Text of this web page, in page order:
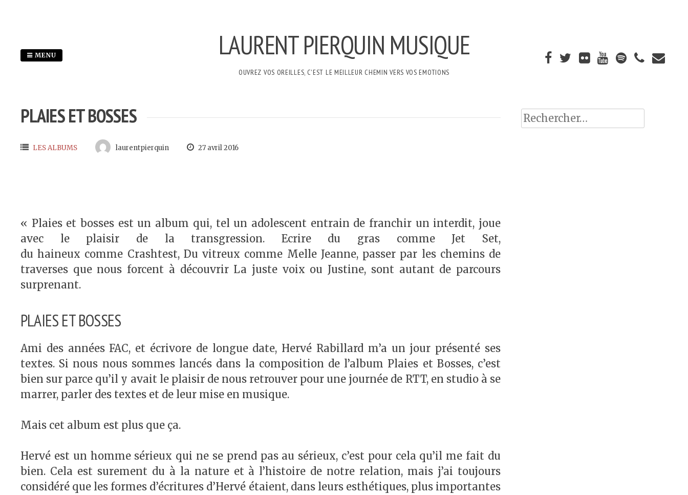
LAURENT PIERQUIN MUSIQUE
OUVREZ VOS OREILLES, C'EST LE MEILLEUR CHEMIN VERS VOS EMOTIONS
MENU
PLAIES ET BOSSES
LES ALBUMS laurentpierquin 27 avril 2016
« Plaies et bosses est un album qui, tel un adolescent entrain de franchir un interdit, joue
avec le plaisir de la transgression. Ecrire du gras comme Jet Set,
du haineux comme Crashtest, Du vitreux comme Melle Jeanne, passer par les chemins de
traverses que nous forcent à découvrir La juste voix ou Justine, sont autant de parcours
surprenant.
PLAIES ET BOSSES
Ami des années FAC, et écrivore de longue date, Hervé Rabillard m’a un jour présenté ses
textes. Si nous nous sommes lancés dans la composition de l’album Plaies et Bosses, c’est
bien sur parce qu’il y avait le plaisir de nous retrouver pour une journée de RTT, en studio à se
marrer, parler des textes et de leur mise en musique.
Mais cet album est plus que ça.
Hervé est un homme sérieux qui ne se prend pas au sérieux, c’est pour cela qu’il me fait du
bien. Cela est surement du à la nature et à l’histoire de notre relation, mais j’ai toujours
considéré que les formes d’écritures d’Hervé étaient, dans leurs esthétiques, plus importantes
Rechercher :